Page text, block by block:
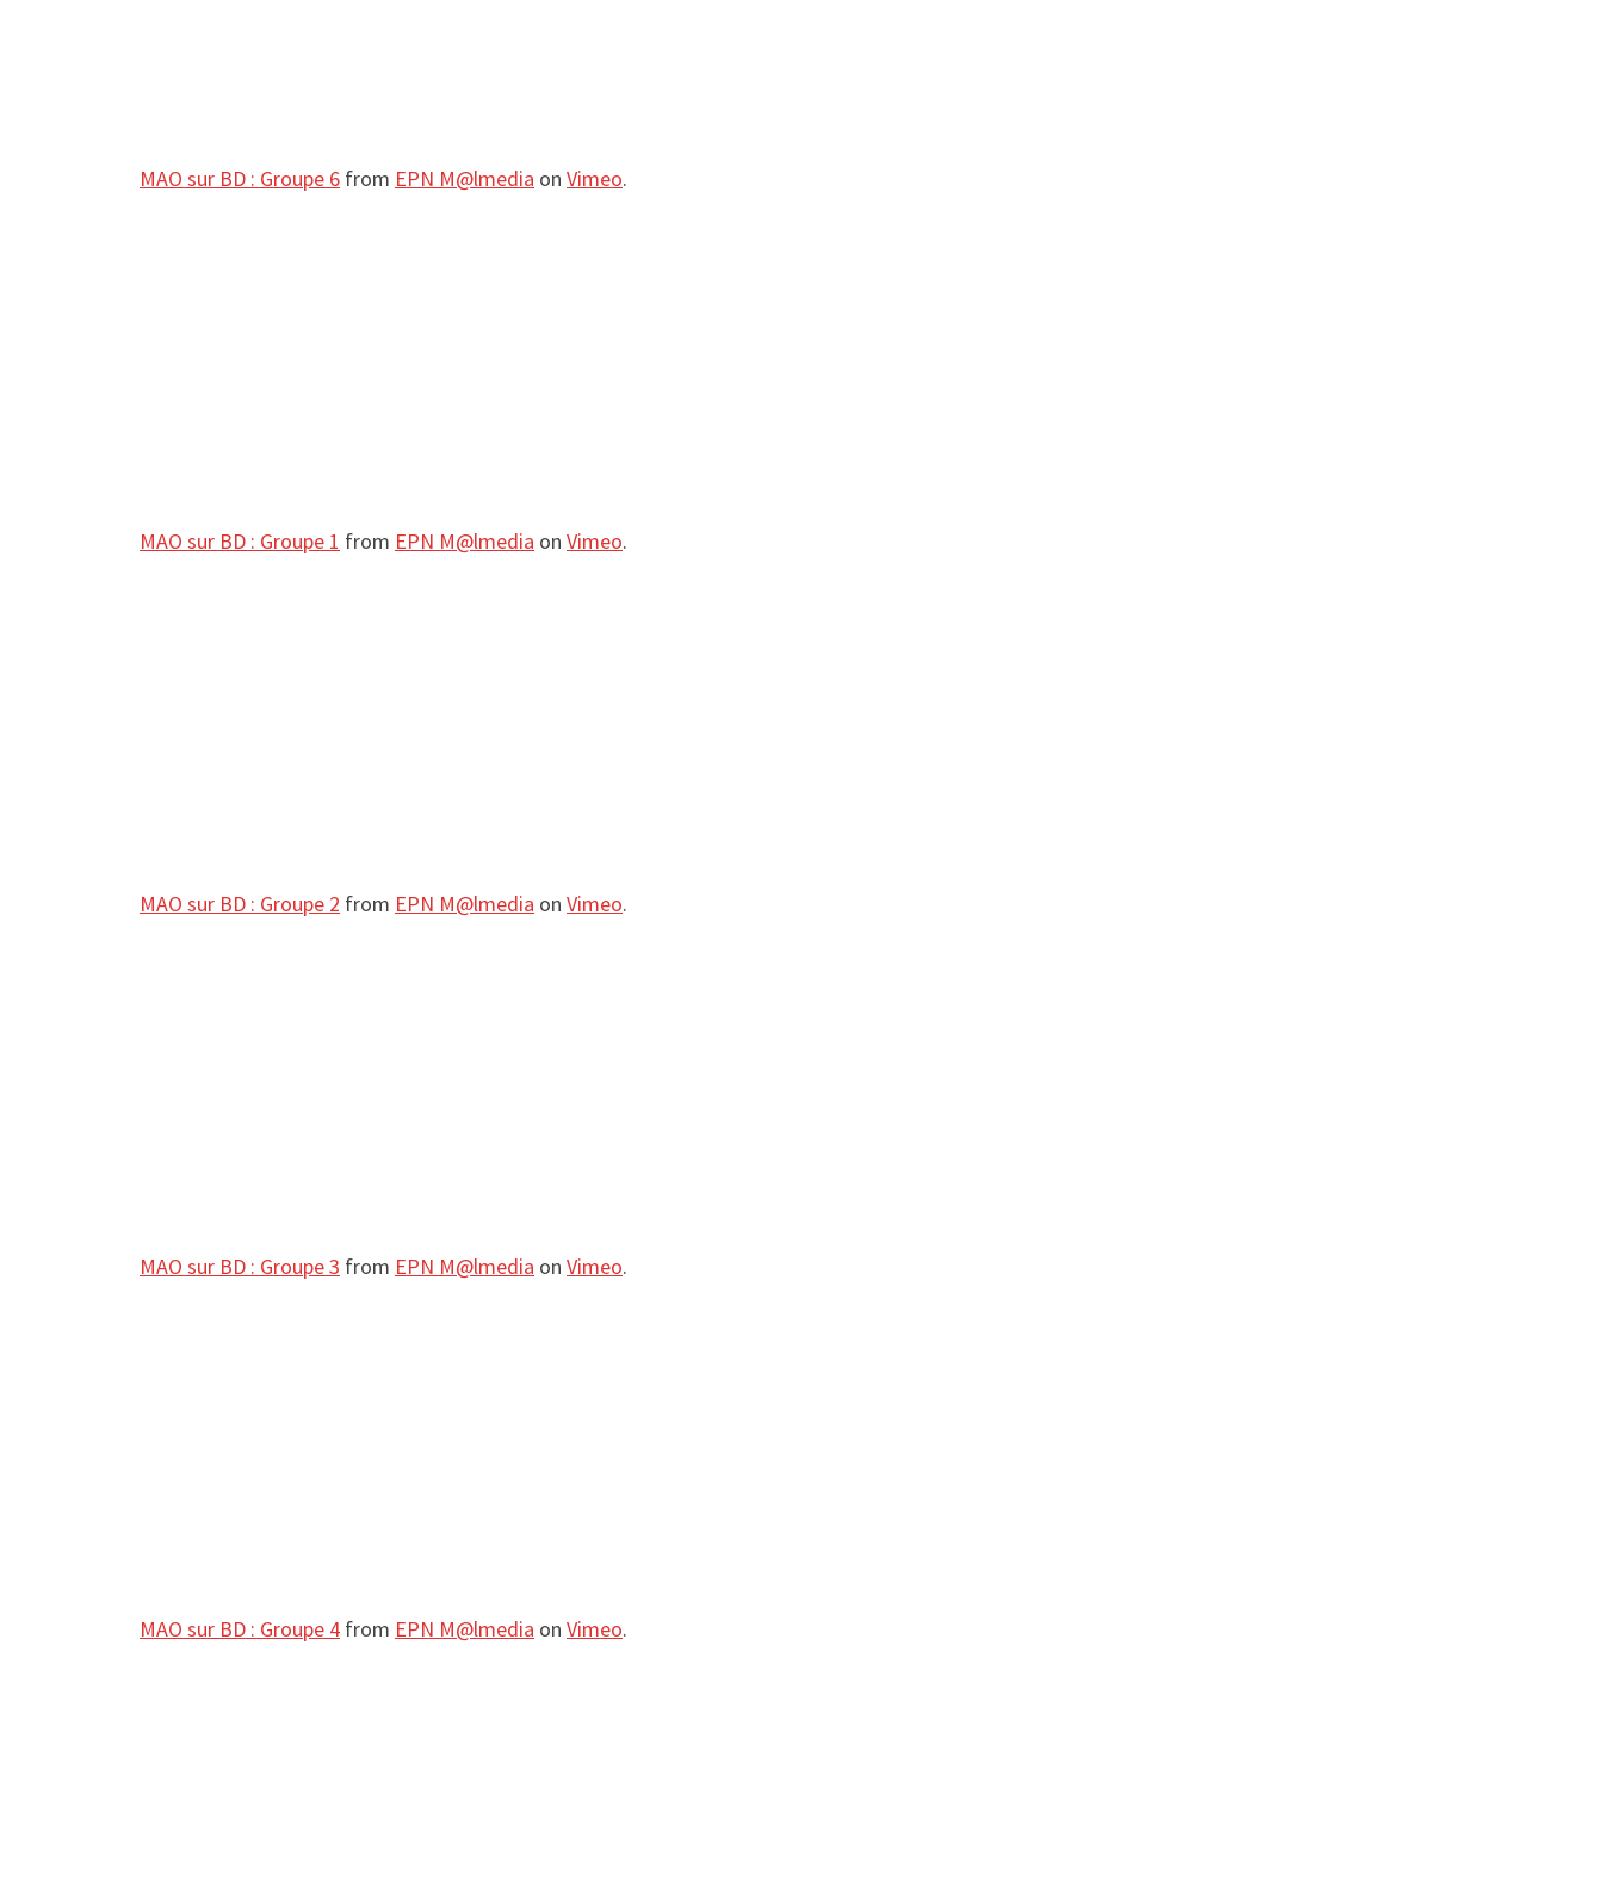
MAO sur BD : Groupe 6 from EPN M@lmedia on Vimeo.
MAO sur BD : Groupe 1 from EPN M@lmedia on Vimeo.
MAO sur BD : Groupe 2 from EPN M@lmedia on Vimeo.
MAO sur BD : Groupe 3 from EPN M@lmedia on Vimeo.
MAO sur BD : Groupe 4 from EPN M@lmedia on Vimeo.